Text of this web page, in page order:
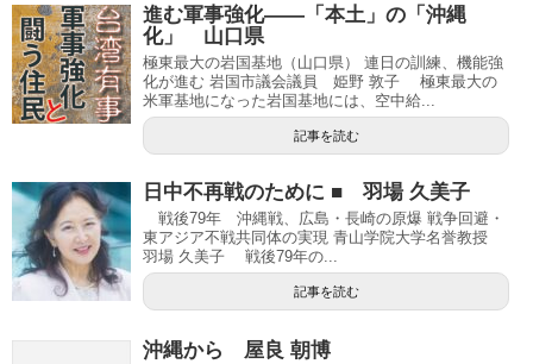
進む軍事強化――「本土」の「沖縄
化」 山口県
極東最大の岩国基地（山口県） 連日の訓練、機能強
化が進む 岩国市議会議員 姫野 敦子 極東最大の
米軍基地になった岩国基地には、空中給...
記事を読む
日中不再戦のために ■ 羽場 久美子
戦後79年 沖縄戦、広島・長崎の原爆 戦争回避・
東アジア不戦共同体の実現 青山学院大学名誉教授
羽場 久美子 戦後79年の...
記事を読む
沖縄から 屋良 朝博